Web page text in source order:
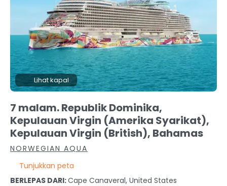
Lihat kapal
7 malam. Republik Dominika,
Kepulauan Virgin (Amerika Syarikat),
Kepulauan Virgin (British), Bahamas
NORWEGIAN AQUA
Tunjukkan peta
BERLEPAS DARI:Cape Canaveral, United States